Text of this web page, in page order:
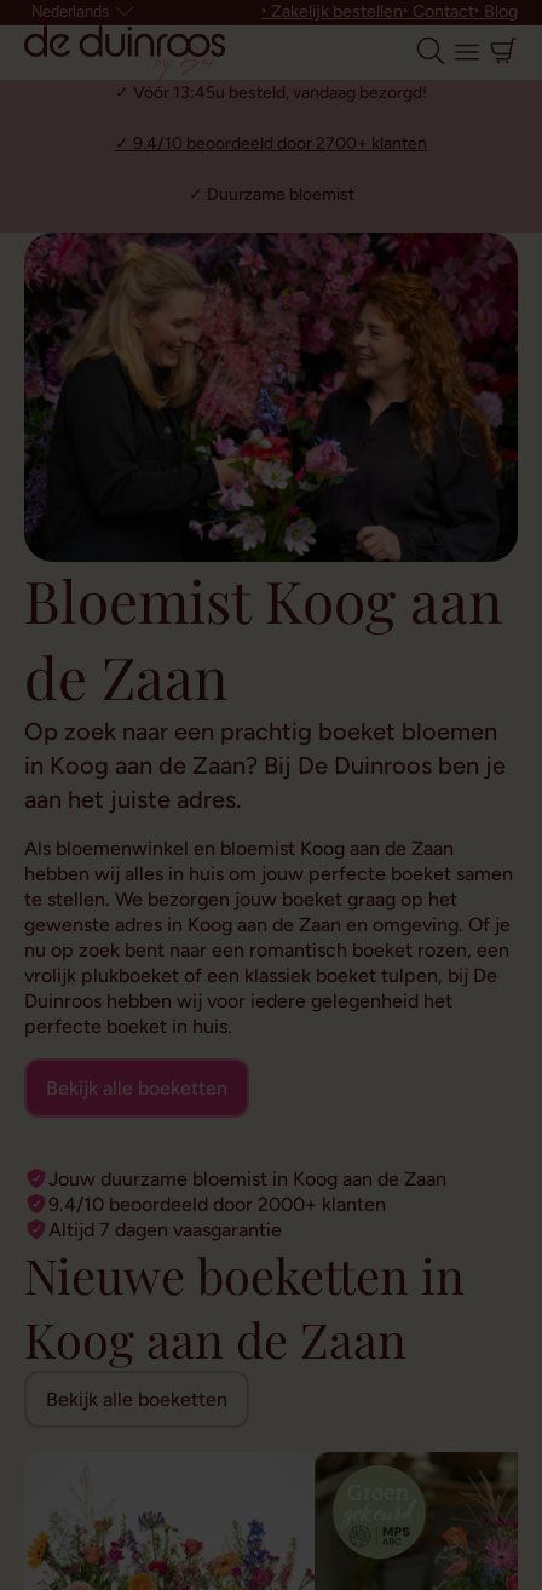
Nederlands ‣ Zakelijk bestellen‣ Contact‣ Blog
✓ Vóór 13:45u besteld, vandaag bezorgd!
✓ 9.4/10 beoordeeld door 2700+ klanten
✓ Duurzame bloemist
Bloemist Koog aan
de Zaan
Op zoek naar een prachtig boeket bloemen
in Koog aan de Zaan? Bij De Duinroos ben je
aan het juiste adres.
Als bloemenwinkel en bloemist Koog aan de Zaan
hebben wij alles in huis om jouw perfecte boeket samen
te stellen. We bezorgen jouw boeket graag op het
gewenste adres in Koog aan de Zaan en omgeving. Of je
nu op zoek bent naar een romantisch boeket rozen, een
vrolijk plukboeket of een klassiek boeket tulpen, bij De
Duinroos hebben wij voor iedere gelegenheid het
perfecte boeket in huis.
Bekijk alle boeketten
Jouw duurzame bloemist in Koog aan de Zaan
9.4/10 beoordeeld door 2000+ klanten
Altijd 7 dagen vaasgarantie
Nieuwe boeketten in
Koog aan de Zaan
Bekijk alle boeketten